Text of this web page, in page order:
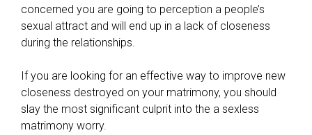
concerned you are going to perception a people’s
sexual attract and will end up in a lack of closeness
during the relationships.
If you are looking for an effective way to improve new
closeness destroyed on your matrimony, you should
slay the most significant culprit into the a sexless
matrimony worry.